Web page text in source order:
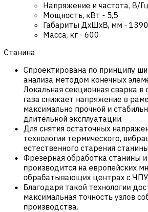
Напряжение и частота, В/Гц
Мощность, кВт - 5,5
Габариты ДхШхВ, мм -
Масса, кг - 600
Станина
Спроектирована по принципу
анализа методом конечных
Локальная секционная сварка в
газа снижает напряжение в
максимально прочной и
длительной эксплуатации.
Для снятия остаточных
технологии термического,
естественного старения
Фрезерная обработка станины и
производится на европейских
обрабатывающих центрах с
Благодаря такой технологии
максимальная точность узлов
производства.